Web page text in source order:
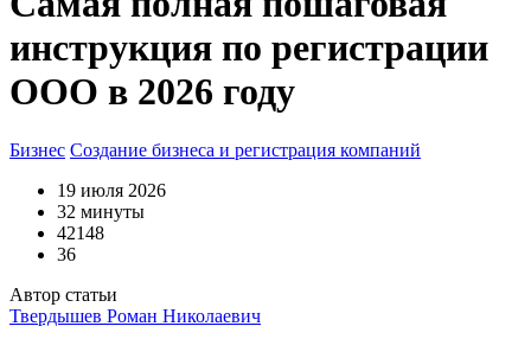
инструкция по регистрации
ООО в 2026 году
Бизнес Создание бизнеса и регистрация компаний
19 июля 2026
32 минуты
42148
36
Автор статьи
Твердышев Роман Николаевич